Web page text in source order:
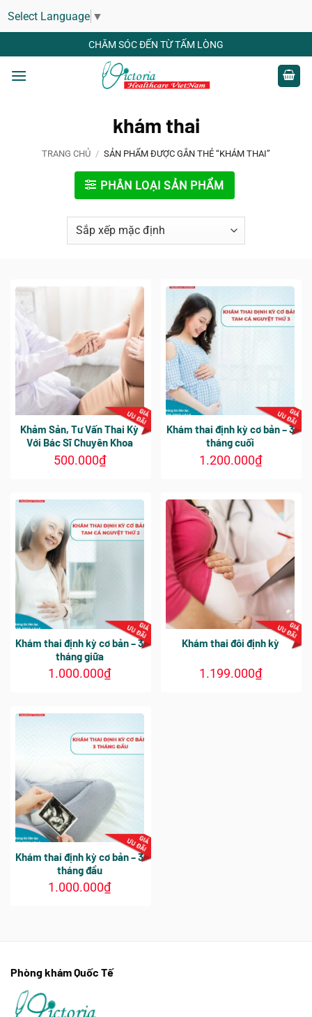
Select Language ▼
qua
nội
CHĂM SÓC ĐẾN TỪ TẤM LÒNG
khám thai
TRANG CHỦ / SẢN PHẨM ĐƯỢC GẮN THẺ “KHÁM THAI”
PHÂN LOẠI SẢN PHẨM
Khảm Sản, Tư Vấn Thai Kỳ
Với Bác Sĩ Chuyên Khoa
500.000₫
này
có
nhiều
thể.
Các
tùy
chọn
có
được
chọn
trên
Khám thai định kỳ cơ bản – 3
tháng cuối
1.200.000₫
Khám thai định kỳ cơ bản – 3
tháng giữa
1.000.000₫
Khám thai đôi định kỳ
1.199.000₫
Khám thai định kỳ cơ bản – 3
tháng đầu
1.000.000₫
Phòng khám Quốc Tế